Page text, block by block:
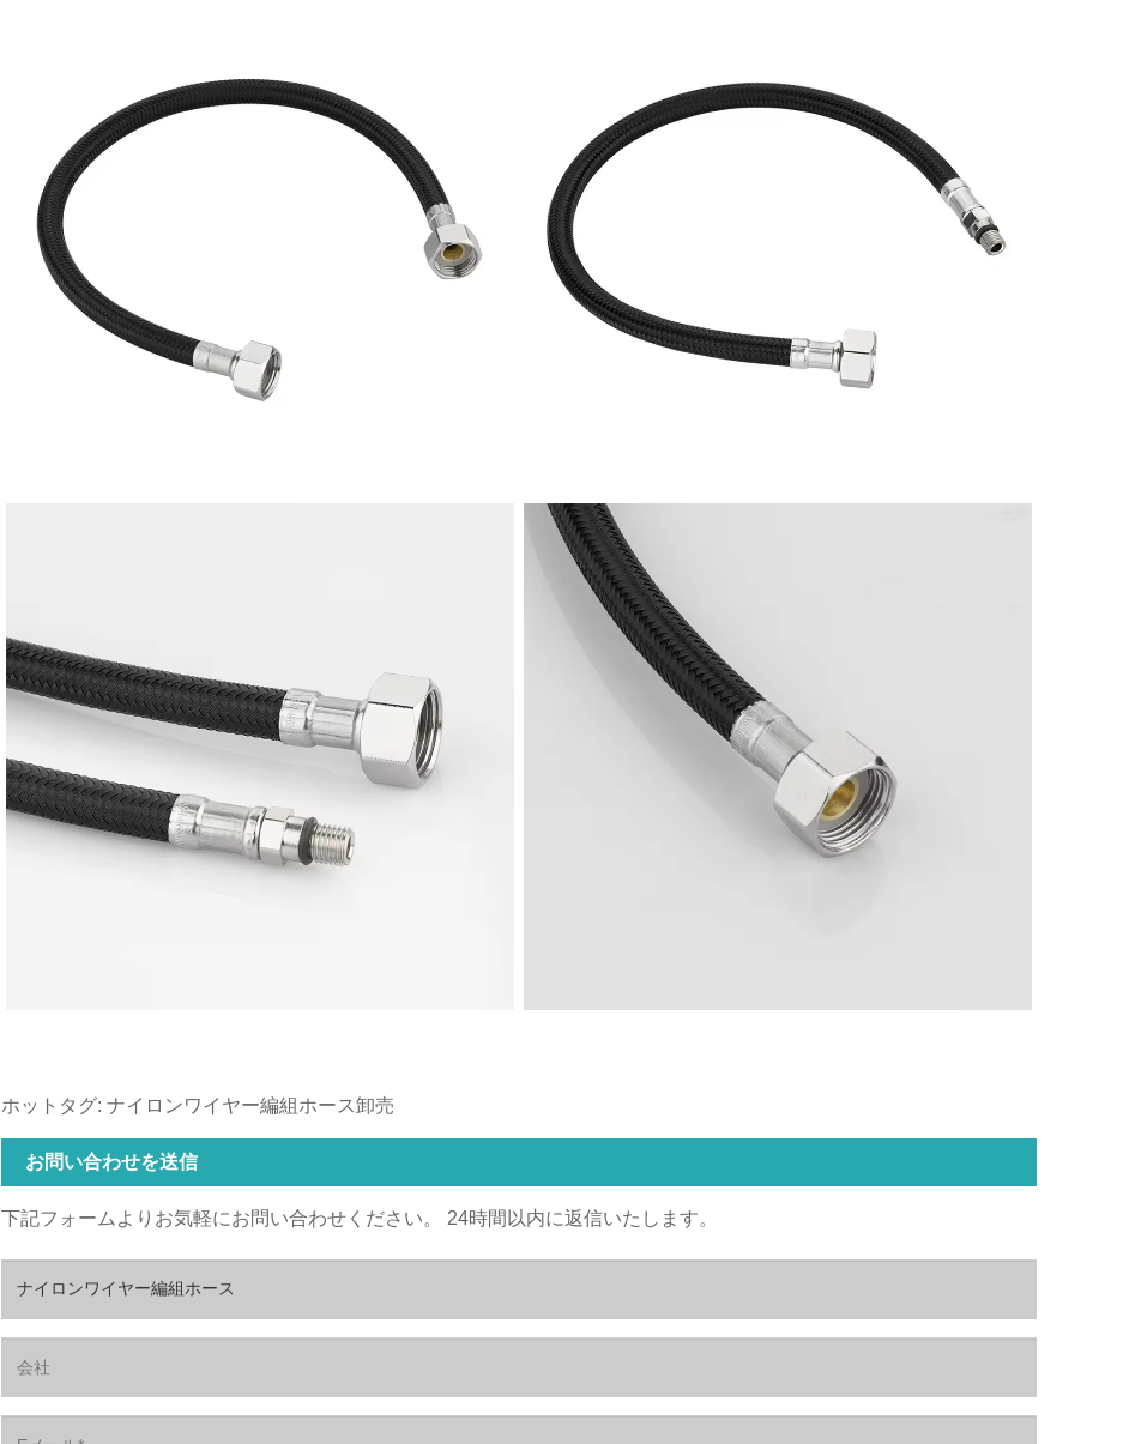
ホットタグ: ナイロンワイヤー編組ホース卸売
お問い合わせを送信
下記フォームよりお気軽にお問い合わせください。 24時間以内に返信いたします。